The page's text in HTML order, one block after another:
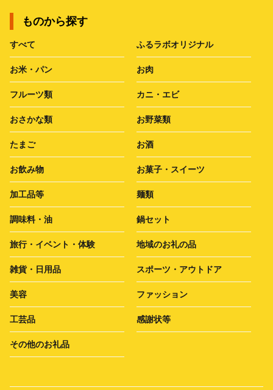
ものから探す
すべて ふるラボオリジナル
お米・パン お肉
フルーツ類 カニ・エビ
おさかな類 お野菜類
たまご お酒
お飲み物 お菓子・スイーツ
加工品等 麺類
調味料・油 鍋セット
旅行・イベント・体験 地域のお礼の品
雑貨・日用品 スポーツ・アウトドア
美容 ファッション
工芸品 感謝状等
その他のお礼品